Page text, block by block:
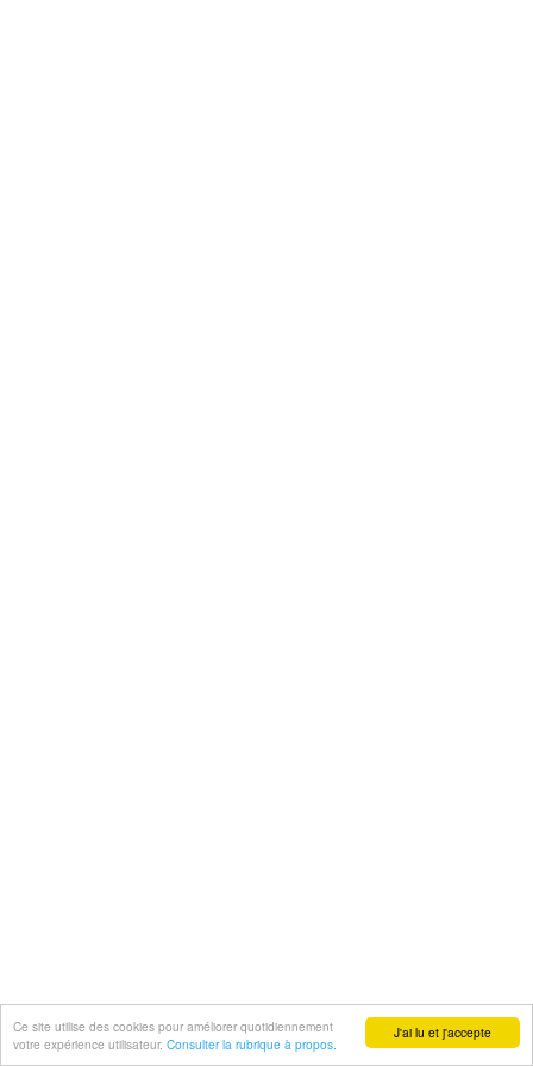
J'ai lu et j'accepte
Ce site utilise des cookies pour améliorer quotidiennement
votre expérience utilisateur. Consulter la rubrique à propos.